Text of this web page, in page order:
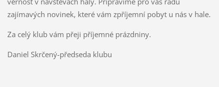
zajímavých novinek, které vám zpříjemní pobyt u nás v hale.
Za celý klub vám přeji příjemné prázdniny.
Daniel Skrčený-předseda klubu